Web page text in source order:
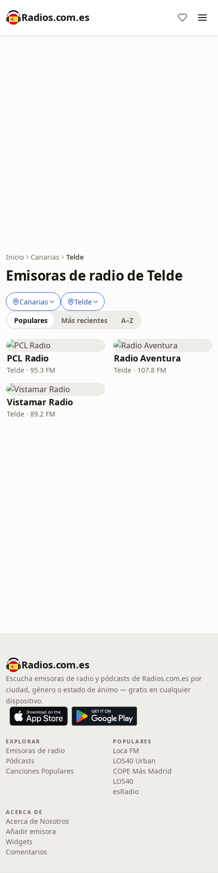
Radios.com.es
Inicio Canarias Telde
Emisoras de radio de Telde
Canarias Telde
Populares Más recientes A–Z
PCL Radio
Telde · 95.3 FM
Radio Aventura
Telde · 107.8 FM
Vistamar Radio
Telde · 89.2 FM
Radios.com.es
Escucha emisoras de radio y pódcasts de Radios.com.es por
ciudad, género o estado de ánimo — gratis en cualquier
dispositivo.
EXPLORAR
Emisoras de radio
Pódcasts
Canciones Populares
POPULARES
Loca FM
LOS40 Urban
COPE Más Madrid
LOS40
esRadio
ACERCA DE
Acerca de Nosotros
Añadir emisora
Widgets
Comentarios